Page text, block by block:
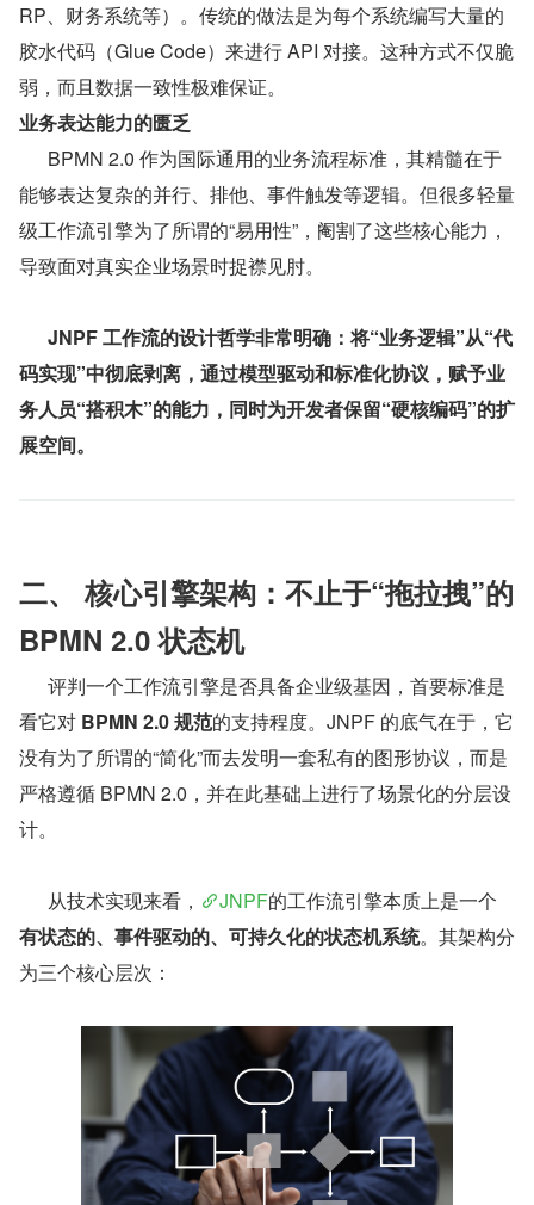
RP、财务系统等）。传统的做法是为每个系统编写大量的
胶水代码（Glue Code）来进行 API 对接。这种方式不仅脆
弱，而且数据一致性极难保证。
业务表达能力的匮乏
能够表达复杂的并行、排他、事件触发等逻辑。但很多轻量
级工作流引擎为了所谓的“易用性”，阉割了这些核心能力，
导致面对真实企业场景时捉襟见肘。
JNPF 工作流的设计哲学非常明确：将“业务逻辑”从“代
码实现”中彻底剥离，通过模型驱动和标准化协议，赋予业
务人员“搭积木”的能力，同时为开发者保留“硬核编码”的扩
展空间。
二、 核心引擎架构：不止于“拖拉拽”的
BPMN 2.0 状态机
看它对 BPMN 2.0 规范的支持程度。JNPF 的底气在于，它
没有为了所谓的“简化”而去发明一套私有的图形协议，而是
严格遵循 BPMN 2.0，并在此基础上进行了场景化的分层设
计。
      从技术实现来看，
JNPF的工作流引擎本质上是一个
有状态的、事件驱动的、可持久化的状态机系统。其架构分
为三个核心层次：